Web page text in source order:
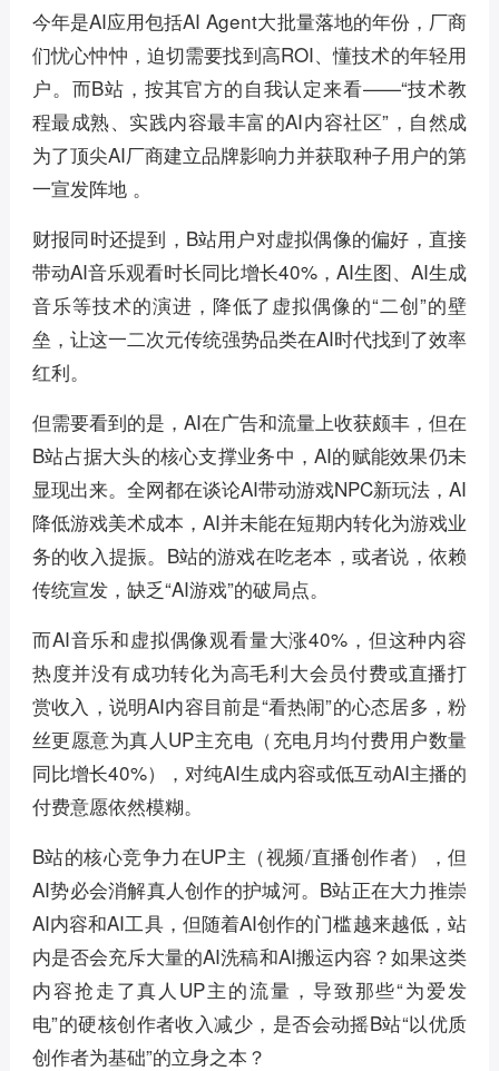
今年是AI应用包括AI Agent大批量落地的年份，厂商
们忧心忡忡，迫切需要找到高ROI、懂技术的年轻用
户。而B站，按其官方的自我认定来看——“技术教
程最成熟、实践内容最丰富的AI内容社区”，自然成
为了顶尖AI厂商建立品牌影响力并获取种子用户的第
一宣发阵地 。
财报同时还提到，B站用户对虚拟偶像的偏好，直接
带动AI音乐观看时长同比增长40%，AI生图、AI生成
音乐等技术的演进，降低了虚拟偶像的“二创”的壁
垒，让这一二次元传统强势品类在AI时代找到了效率
红利。
但需要看到的是，AI在广告和流量上收获颇丰，但在
B站占据大头的核心支撑业务中，AI的赋能效果仍未
显现出来。全网都在谈论AI带动游戏NPC新玩法，AI
降低游戏美术成本，AI并未能在短期内转化为游戏业
务的收入提振。B站的游戏在吃老本，或者说，依赖
传统宣发，缺乏“AI游戏”的破局点。
而AI音乐和虚拟偶像观看量大涨40%，但这种内容
热度并没有成功转化为高毛利大会员付费或直播打
赏收入，说明AI内容目前是“看热闹”的心态居多，粉
丝更愿意为真人UP主充电（充电月均付费用户数量
同比增长40%），对纯AI生成内容或低互动AI主播的
付费意愿依然模糊。
B站的核心竞争力在UP主（视频/直播创作者），但
AI势必会消解真人创作的护城河。B站正在大力推崇
AI内容和AI工具，但随着AI创作的门槛越来越低，站
内是否会充斥大量的AI洗稿和AI搬运内容？如果这类
内容抢走了真人UP主的流量，导致那些“为爱发
电”的硬核创作者收入减少，是否会动摇B站“以优质
创作者为基础”的立身之本？